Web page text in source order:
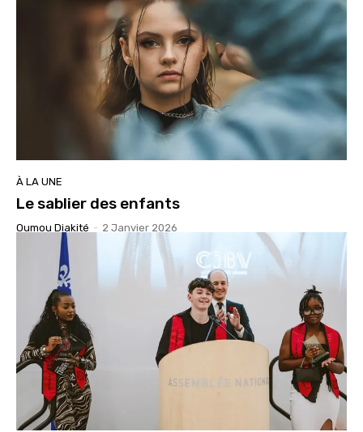
À LA UNE
Le sablier des enfants
Oumou Diakité - 2 Janvier 2026